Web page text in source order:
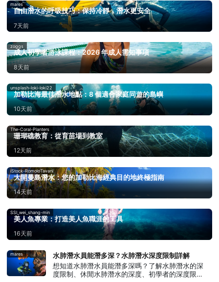
mares
自由潛水的呼吸技巧：保持冷靜，潛水更安全
7天前
zoggs
成人初學者游泳課程：2026 年成人需知事項
8天前
unsplash-loki-loki22
加勒比海最佳潛水地點：8 個適合家庭同遊的島嶼
10天前
The-Coral-Planters
珊瑚礁教育：從育苗場到教室
12天前
iStock-RomoloTavani
大開曼島潛水：您的加勒比海經典目的地終極指南
14天前
SSI_wei_shang-min
美人魚專業：打造美人魚職涯的工具
16天前
mares
水肺潛水員能潛多深？水肺潛水深度限制詳解
想知道水肺潛水員能潛多深嗎？了解水肺潛水的深
度限制、休閒水肺潛水的深度、初學者的深度限